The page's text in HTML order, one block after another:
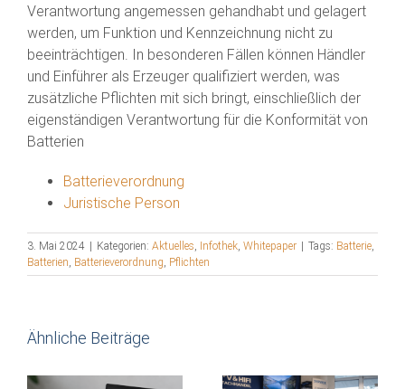
Verantwortung angemessen gehandhabt und gelagert
werden, um Funktion und Kennzeichnung nicht zu
beeinträchtigen. In besonderen Fällen können Händler
und Einführer als Erzeuger qualifiziert werden, was
zusätzliche Pflichten mit sich bringt, einschließlich der
eigenständigen Verantwortung für die Konformität von
Batterien
Batterieverordnung
Juristische Person
3. Mai 2024 Kategorien: Aktuelles, Infothek, Whitepaper Tags: Batterie,
Batterien, Batterieverordnung, Pflichten
Ähnliche Beiträge